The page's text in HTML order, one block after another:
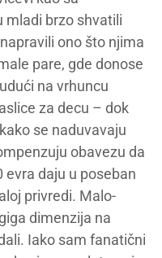
mladi brzo shvatili
ono što njima
pare, gde donose
na vrhuncu
za decu – dok
se naduvavaju
obavezu da
evra daju u poseban
privredi. Malo-
dimenzija na
Iako sam fanatični